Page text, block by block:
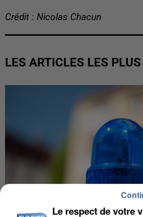
Crédit : Nicolas Chacun
LES ARTICLES LES
Le respect de votre